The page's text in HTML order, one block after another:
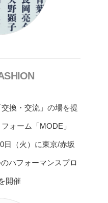
換・交流」の場を提
ォーム「MODE」
日（火）に東京/赤坂
パフォーマンスプロ
開催